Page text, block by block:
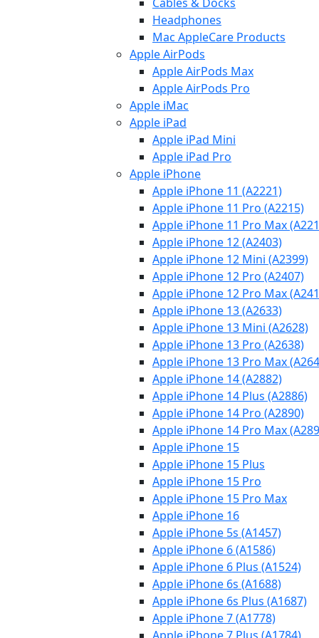
Headphones
Mac AppleCare Products
Apple AirPods
Apple AirPods Max
Apple AirPods Pro
Apple iMac
Apple iPad
Apple iPad Mini
Apple iPad Pro
Apple iPhone
Apple iPhone 11 (A2221)
Apple iPhone 11 Pro (A2215)
Apple iPhone 11 Pro Max
Apple iPhone 12 (A2403)
Apple iPhone 12 Mini (A2399)
Apple iPhone 12 Pro (A2407)
Apple iPhone 12 Pro Max
Apple iPhone 13 (A2633)
Apple iPhone 13 Mini (A2628)
Apple iPhone 13 Pro (A2638)
Apple iPhone 13 Pro Max
Apple iPhone 14 (A2882)
Apple iPhone 14 Plus (A2886)
Apple iPhone 14 Pro (A2890)
Apple iPhone 14 Pro Max
Apple iPhone 15
Apple iPhone 15 Plus
Apple iPhone 15 Pro
Apple iPhone 15 Pro Max
Apple iPhone 16
Apple iPhone 5s (A1457)
Apple iPhone 6 (A1586)
Apple iPhone 6 Plus (A1524)
Apple iPhone 6s (A1688)
Apple iPhone 6s Plus (A1687)
Apple iPhone 7 (A1778)